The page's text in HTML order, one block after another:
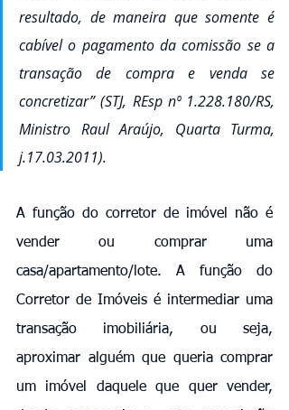
resultado, de maneira que somente é
cabível o pagamento da comissão se a
transação de compra e venda se
concretizar” (STJ, REsp nº 1.228.180/RS,
Ministro Raul Araújo, Quarta Turma,
j.17.03.2011).
A função do corretor de imóvel não é
vender ou comprar uma
casa/apartamento/lote. A função do
Corretor de Imóveis é intermediar uma
transação imobiliária, ou seja,
aproximar alguém que queria comprar
um imóvel daquele que quer vender,